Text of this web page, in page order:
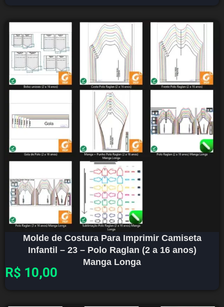
Molde de Costura Para Imprimir Camiseta
Infantil – 23 – Polo Raglan (2 a 16 anos)
Manga Longa
R$ 10,00